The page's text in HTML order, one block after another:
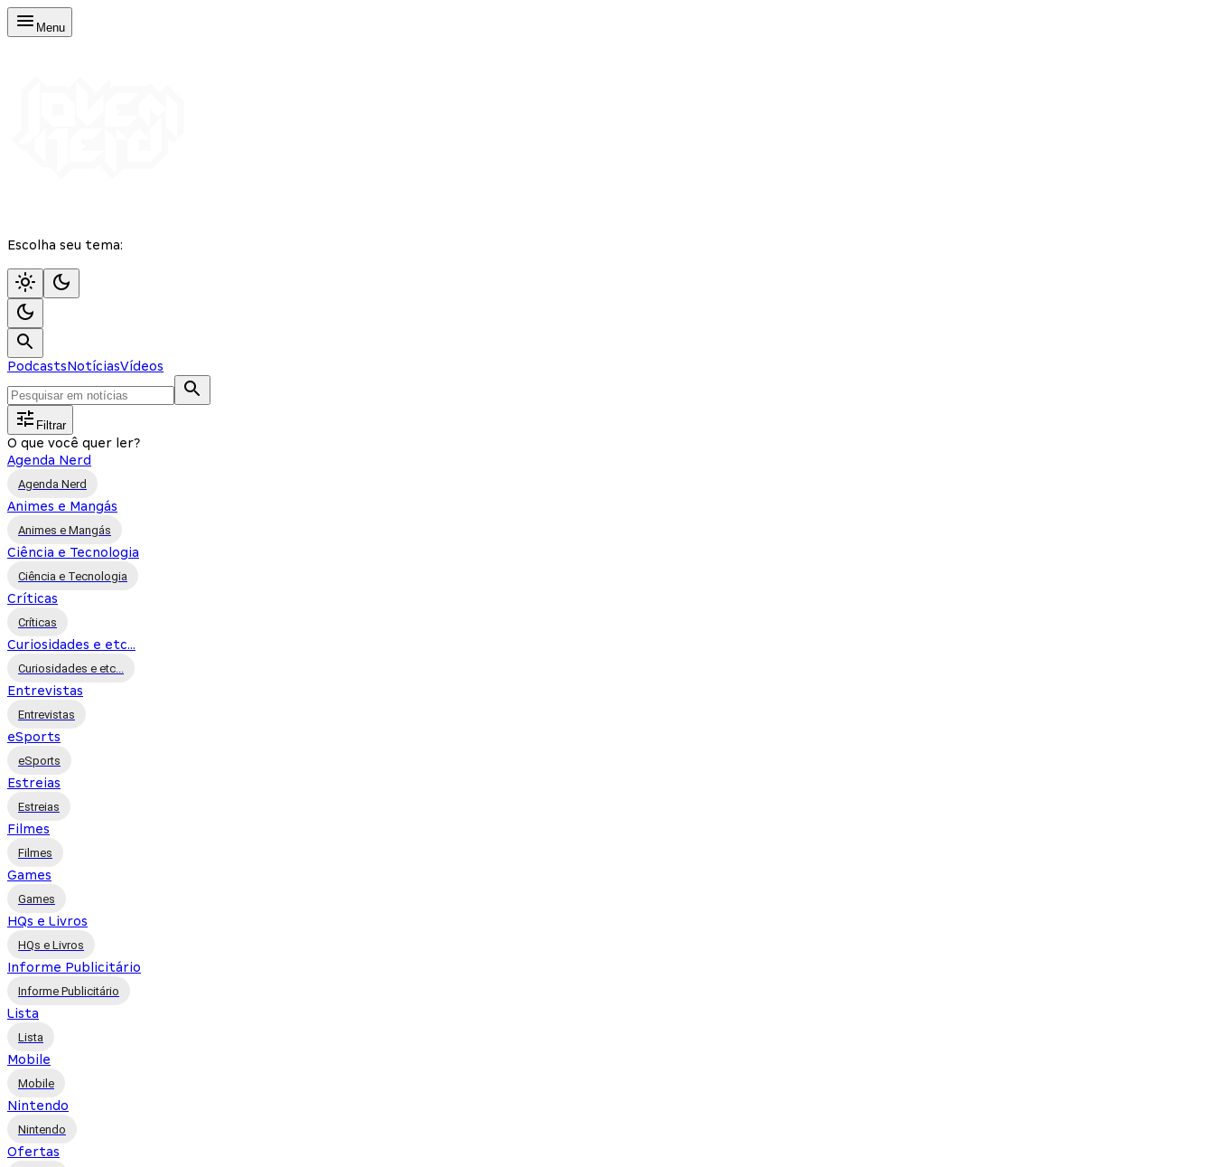
Menu
Escolha seu tema:
PodcastsNotíciasVídeos
Filtrar
O que você quer ler?
Agenda Nerd
Agenda Nerd
Animes e Mangás
Animes e Mangás
Ciência e Tecnologia
Ciência e Tecnologia
Críticas
Críticas
Curiosidades e etc...
Curiosidades e etc...
Entrevistas
Entrevistas
eSports
eSports
Estreias
Estreias
Filmes
Filmes
Games
Games
HQs e Livros
HQs e Livros
Informe Publicitário
Informe Publicitário
Lista
Lista
Mobile
Mobile
Nintendo
Nintendo
Ofertas